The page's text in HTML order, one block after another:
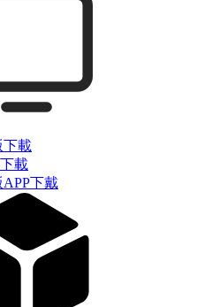
下載
載
下戴